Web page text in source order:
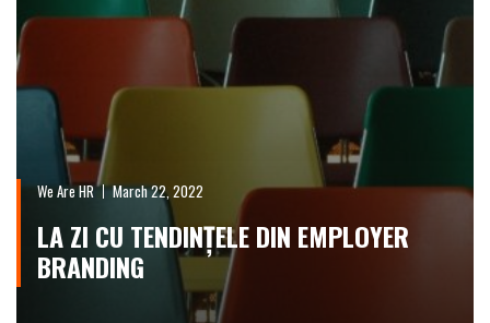
We Are HR March 22, 2022
LA ZI CU TENDINȚELE DIN EMPLOYER
BRANDING